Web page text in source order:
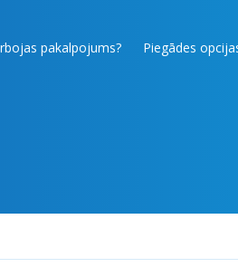
pakalpojums? Piegādes